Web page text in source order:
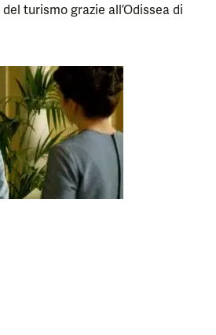
turismo grazie all’Odissea di